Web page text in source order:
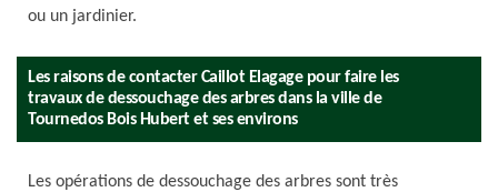
ou un jardinier.
Les raisons de contacter Caillot Elagage pour faire les
travaux de dessouchage des arbres dans la ville de
Tournedos Bois Hubert et ses environs
Les opérations de dessouchage des arbres sont très